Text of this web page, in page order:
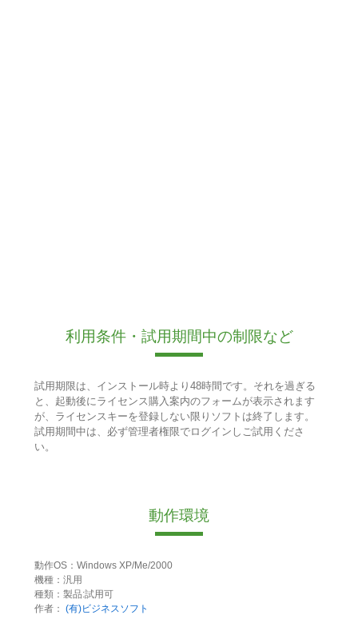
利用条件・試用期間中の制限など
試用期限は、インストール時より48時間です。それを過ぎる
と、起動後にライセンス購入案内のフォームが表示されます
が、ライセンスキーを登録しない限りソフトは終了します。
試用期間中は、必ず管理者権限でログインしご試用くださ
い。
動作環境
動作OS：Windows XP/Me/2000
機種：汎用
種類：製品:試用可
作者： (有)ビジネスソフト